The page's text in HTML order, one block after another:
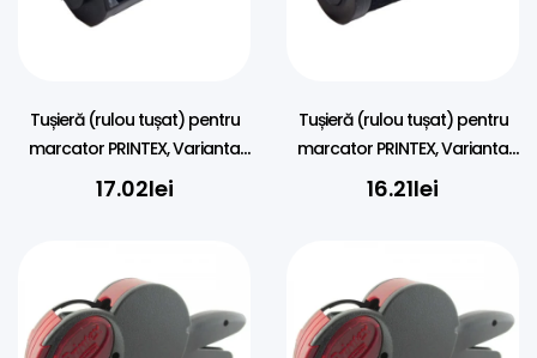
Tușieră (rulou tușat) pentru
marcator PRINTEX, Varianta
NOUA – ORIGINAL
17.02lei
Tușieră (rulou tușat) pentru
marcator PRINTEX, Varianta
veche – ORIGINAL
16.21lei